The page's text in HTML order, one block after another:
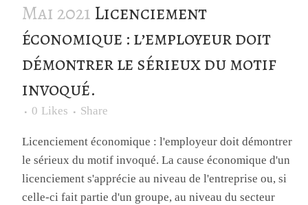
Mai 2021 Licenciement
économique : l’employeur doit
démontrer le sérieux du motif
invoqué.
0 Likes Share
Licenciement économique : l'employeur doit démontrer
le sérieux du motif invoqué. La cause économique d'un
licenciement s'apprécie au niveau de l'entreprise ou, si
celle-ci fait partie d'un groupe, au niveau du secteur